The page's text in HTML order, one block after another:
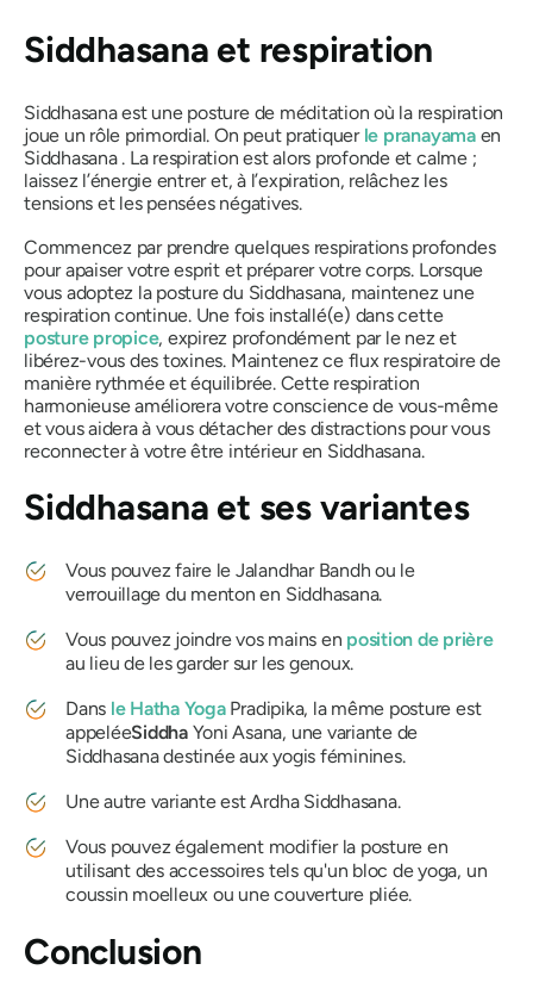
Siddhasana et respiration
Siddhasanaest une posture de méditation où la respiration
joue un rôle primordial. On peut pratiquer le pranayamaen
Siddhasana. La respiration est alors profonde et calme ;
laissez l’énergie entrer et, à l’expiration, relâchez les
tensions et les pensées négatives.
Commencez par prendre quelques respirations profondes
pour apaiser votre esprit et préparer votre corps. Lorsque
vous adoptez la posture du Siddhasana, maintenez une
respiration continue. Une fois installé(e) dans cette
posture propice, expirez profondément par le nez et
libérez-vous des toxines. Maintenez ce flux respiratoire de
manière rythmée et équilibrée. Cette respiration
harmonieuse améliorera votre conscience de vous-même
et vous aidera à vous détacher des distractions pour vous
reconnecter à votre être intérieur en Siddhasana.
Siddhasana et ses variantes
Vous pouvez faire le Jalandhar Bandh ou le
verrouillage du menton en Siddhasana.
Vous pouvez joindre vos mains en position de prière
au lieu de les garder sur les genoux.
Dans le Hatha YogaPradipika, la même posture est
appeléeSiddha Yoni Asana, une variante de
Siddhasanadestinée aux yogis féminines.
Une autre variante est Ardha Siddhasana.
Vous pouvez également modifier la posture en
utilisant des accessoires tels qu'un bloc de yoga, un
coussin moelleux ou une couverture pliée.
Conclusion